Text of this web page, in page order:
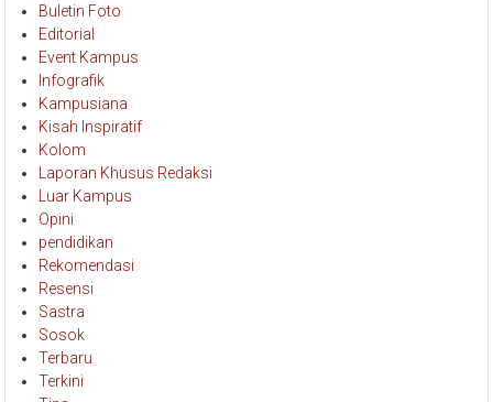
Buletin Foto
Editorial
Event Kampus
Infografik
Kampusiana
Kisah Inspiratif
Kolom
Laporan Khusus Redaksi
Luar Kampus
Opini
pendidikan
Rekomendasi
Resensi
Sastra
Sosok
Terbaru
Terkini